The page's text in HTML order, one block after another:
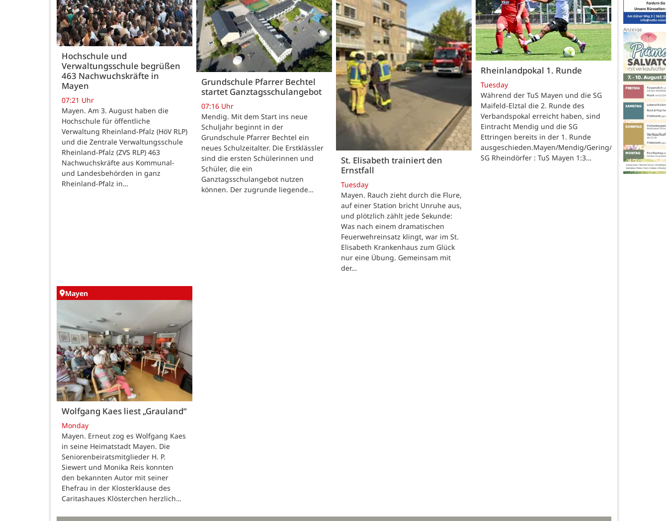
Hochschule und
Verwaltungsschule begrüßen
463 Nachwuchskräfte in
Mayen
07:21 Uhr
Mayen. Am 3. August haben die
Hochschule für öffentliche
Verwaltung Rheinland-Pfalz (HöV RLP)
und die Zentrale Verwaltungsschule
Rheinland-Pfalz (ZVS RLP) 463
Nachwuchskräfte aus Kommunal-
und Landesbehörden in ganz
Rheinland-Pfalz in…
Grundschule Pfarrer Bechtel
startet Ganztagsschulangebot
07:16 Uhr
Mendig. Mit dem Start ins neue
Schuljahr beginnt in der
Grundschule Pfarrer Bechtel ein
neues Schulzeitalter. Die Erstklässler
sind die ersten Schülerinnen und
Schüler, die ein
Ganztagsschulangebot nutzen
können. Der zugrunde liegende…
St. Elisabeth trainiert den
Ernstfall
Tuesday
Mayen. Rauch zieht durch die Flure,
auf einer Station bricht Unruhe aus,
und plötzlich zählt jede Sekunde:
Was nach einem dramatischen
Feuerwehreinsatz klingt, war im St.
Elisabeth Krankenhaus zum Glück
nur eine Übung. Gemeinsam mit
der…
Rheinlandpokal 1. Runde
Tuesday
Während der TuS Mayen und die SG
Maifeld-Elztal die 2. Runde des
Verbandspokal erreicht haben, sind
Eintracht Mendig und die SG
Ettringen bereits in der 1. Runde
ausgeschieden.Mayen/Mendig/Gering/Ettringen.
SG Rheindörfer : TuS Mayen 1:3…
Mayen
Wolfgang Kaes liest „Grauland“
Monday
Mayen. Erneut zog es Wolfgang Kaes
in seine Heimatstadt Mayen. Die
Seniorenbeiratsmitglieder H. P.
Siewert und Monika Reis konnten
den bekannten Autor mit seiner
Ehefrau in der Klosterklause des
Caritashaues Klösterchen herzlich…